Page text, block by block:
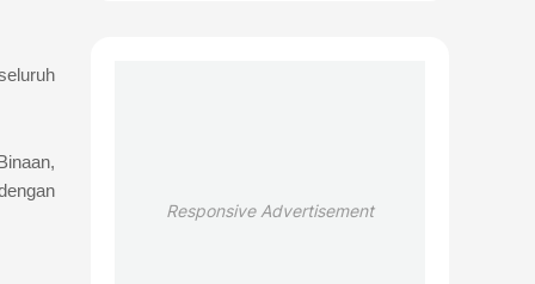
Responsive Advertisement